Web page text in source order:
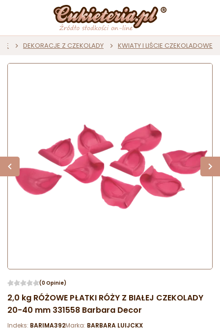
DEKORACJE Z CZEKOLADY KWIATY I LIŚCIE CZEKOLADOWE
(0 Opinie)
2,0 kg RÓŻOWE PŁATKI RÓŻY Z BIAŁEJ CZEKOLADY
20-40 mm 331558 Barbara Decor
Indeks: BARIMA392Marka: BARBARA LUIJCKX